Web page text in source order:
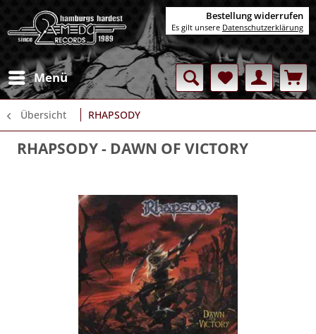
Menü
Übersicht RHAPSODY
RHAPSODY- DAWN OF VICTORY
Bestellung widerrufen
Es gilt unsere Datenschutzerklärung